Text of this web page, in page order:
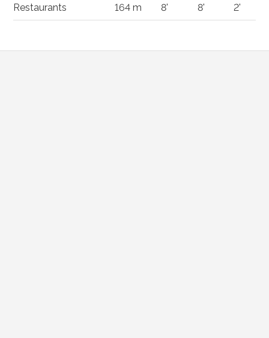
Restaurants 164 m 8' 8' 2'